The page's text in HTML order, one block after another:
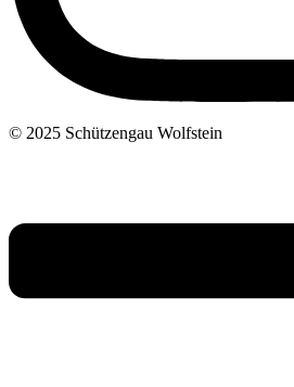
© 2025 Schützengau Wolfstein